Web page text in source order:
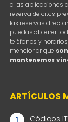
a las aplicaciones
reserva de citas
las reservas
puedas obtener
teléfonos y
mencionar que
mantenemos
ARTÍCULOS
Códigos